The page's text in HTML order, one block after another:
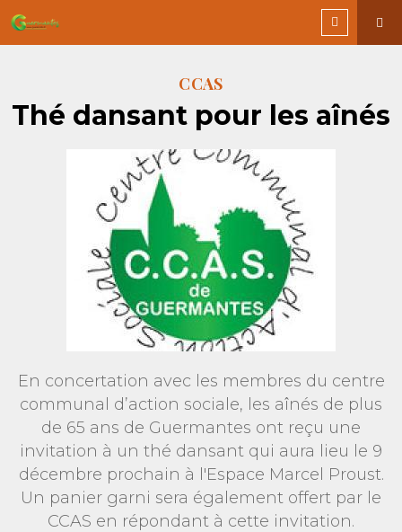
CCAS
Thé dansant pour les aînés
En concertation avec les membres du centre
communal d’action sociale, les aînés de plus
de 65 ans de Guermantes ont reçu une
invitation à un thé dansant qui aura lieu le 9
décembre prochain à l'Espace Marcel Proust.
Un panier garni sera également offert par le
CCAS en répondant à cette invitation.